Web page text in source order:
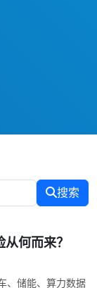
搜索
何而来？
、储能、算力数据